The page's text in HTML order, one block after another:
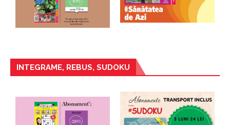
INTEGRAME, REBUS, SUDOKU